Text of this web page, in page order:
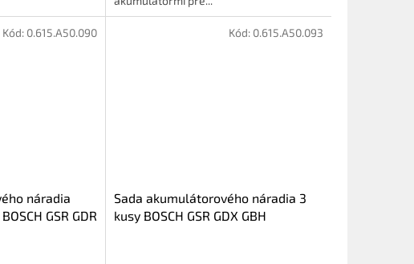
náradia
GSR GDR
Kód: 0.615.A50.090
Sada akumulátorového náradia 3
kusy BOSCH GSR GDX GBH
Kód: 0.615.A50.093